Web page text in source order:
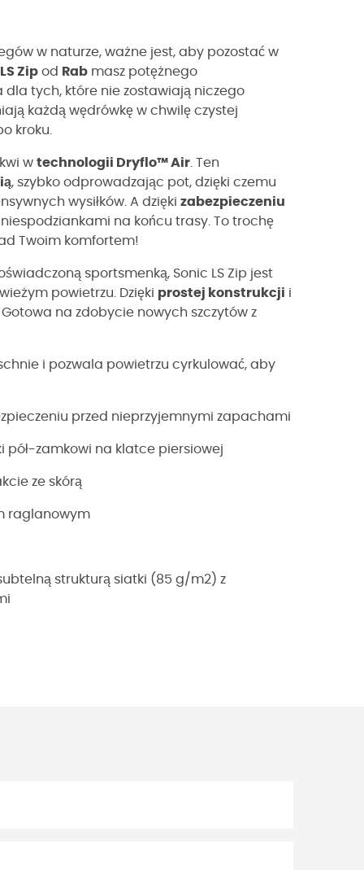
w naturze, ważne jest, aby pozostać w
Zip od Rab masz potężnego
dla tych, które nie zostawiają niczego
każdą wędrówkę w chwilę czystej
kroku.
w technologii Dryflo™ Air . Ten
, szybko odprowadzając pot, dzięki czemu
wysiłków. A dzięki zabezpieczeniu
niespodziankami na końcu trasy. To trochę
Twoim komfortem!
sportsmenką, Sonic LS Zip jest
powietrzu. Dzięki prostej konstrukcji i
. Gotowa na zdobycie nowych szczytów z
i pozwala powietrzu cyrkulować, aby
przed nieprzyjemnymi zapachami
pół-zamkowi na klatce piersiowej
ze skórą
raglanowym
strukturą siatki (85 g/m2) z